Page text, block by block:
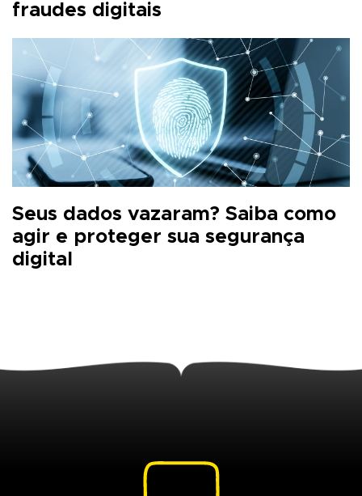
fraudes digitais
Seus dados vazaram? Saiba como
agir e proteger sua segurança
digital